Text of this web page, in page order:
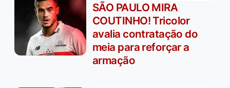
SÃO PAULO MIRA
COUTINHO! Tricolor
avalia contratação do
meia para reforçar a
armação